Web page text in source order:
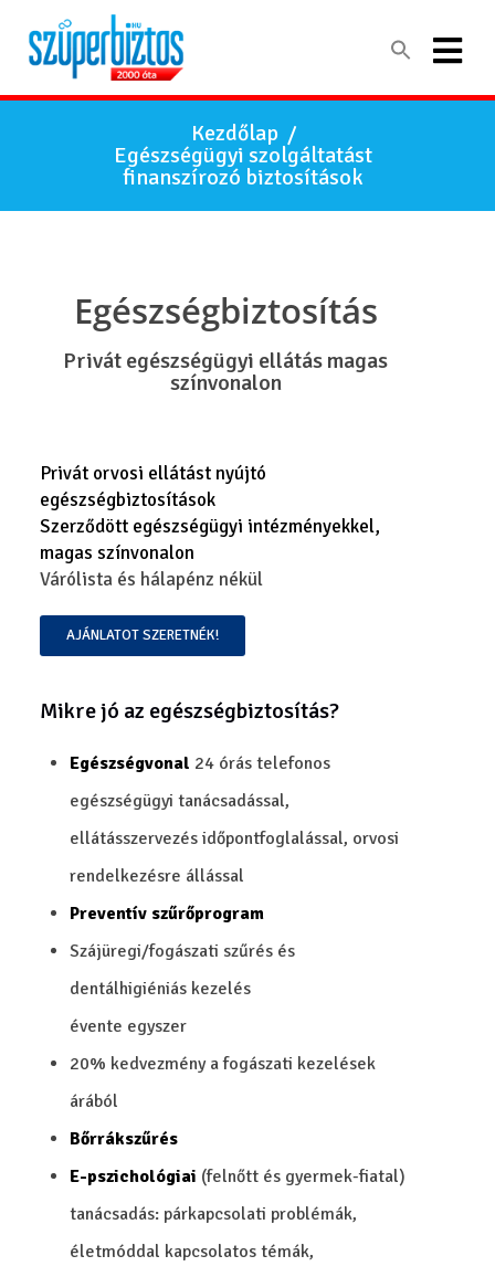
Kezdőlap /
Egészségügyi szolgáltatást
finanszírozó biztosítások
Egészségbiztosítás
Privát egészségügyi ellátás magas
színvonalon
Privát orvosi ellátást nyújtó
egészségbiztosítások
Szerződött egészségügyi intézményekkel,
magas színvonalon
Várólista és hálapénz nékül
AJÁNLATOT SZERETNÉK!
Mikre jó az egészségbiztosítás?
Egészségvonal 24 órás telefonos
egészségügyi tanácsadással,
ellátásszervezés időpontfoglalással, orvosi
rendelkezésre állással
Preventív szűrőprogram
Szájüregi/fogászati szűrés és
dentálhigiéniás kezelés
évente egyszer
20% kedvezmény a fogászati kezelések
árából
Bőrrákszűrés
E-pszichológiai (felnőtt és gyermek-fiatal)
tanácsadás: párkapcsolati problémák,
életmóddal kapcsolatos témák,